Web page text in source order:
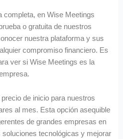
completa, en Wise Meetings
o gratuita de nuestros
nuestra plataforma y sus
compromiso financiero. Es
ver si Wise Meetings es la
de inicio para nuestros
al mes. Esta opción asequible
de grandes empresas en
soluciones tecnológicas y mejorar